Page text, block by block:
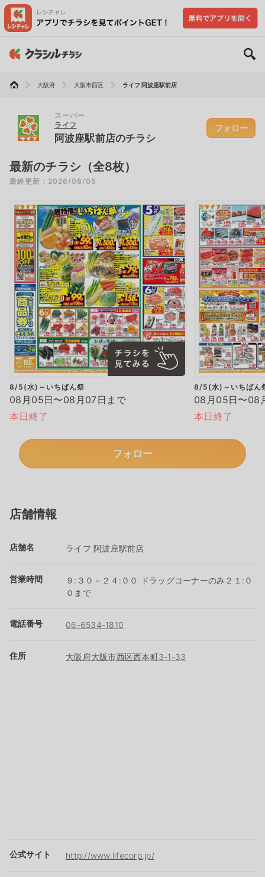
大阪府 大阪市西区 ライフ 阿波座駅前店
スーパー
ライフ
阿波座駅前店のチラシ
フォロー
最新のチラシ（全8枚）
最終更新：2026/08/05
8/5(水)～いちばん祭
08月05日〜08月07日まで
本日終了
8/5(水)～いちばん
08月05日〜08
本日終了
フォロー
店舗情報
店舗名 ライフ 阿波座駅前店
営業時間
９:３０－２４:００ ドラッグコーナーのみ２１:０
０まで
電話番号 06-6534-1810
住所 大阪府大阪市西区西本町3-1-33
公式サイト http://www.lifecorp.jp/